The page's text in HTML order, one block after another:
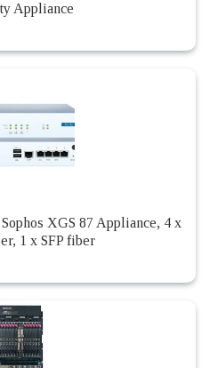
Appliance
XGS 87 Appliance, 4 x
1 x SFP fiber